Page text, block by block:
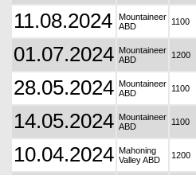
11.08.2024
Mountaineer
ABD
1100
01.07.2024 Mountaineer
ABD
1200
28.05.2024 Mountaineer
ABD
1100
14.05.2024 Mountaineer
ABD
1100
10.04.2024 Mahoning
Valley ABD
1200